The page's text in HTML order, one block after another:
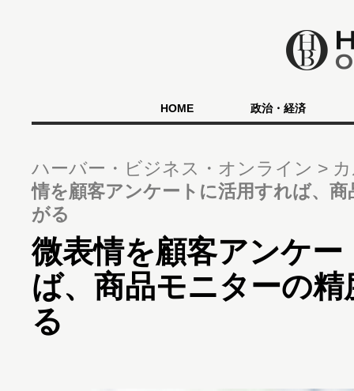
HOME 政治・経済
ハーバー・ビジネス・オンライン
情を顧客アンケートに活用すれば、
がる
微表情を顧客アンケ
ば、商品モニターの
る